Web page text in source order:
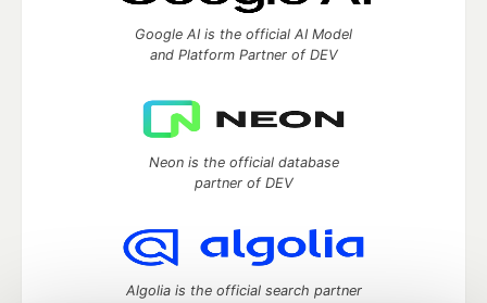
Google AI is the official AI Model
and Platform Partner of DEV
Neon is the official database
partner of DEV
Algolia is the official search partner